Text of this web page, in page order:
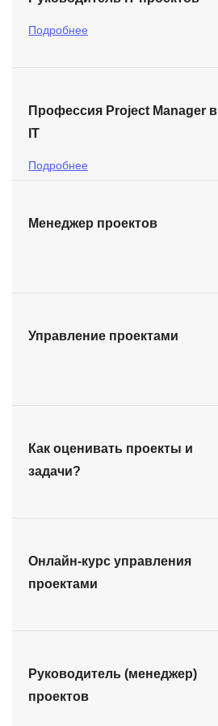
Подробнее
Профессия Project Manager в
IT
Подробнее
Менеджер проектов
Управление проектами
Как оценивать проекты и
задачи?
Онлайн-курс управления
проектами
Руководитель (менеджер)
проектов